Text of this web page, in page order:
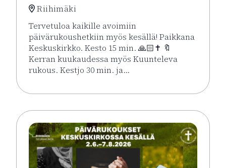
Riihimäki
Tervetuloa kaikille avoimiin
päivärukoushetkiin myös kesällä! Paikkana
Keskuskirkko. Kesto 15 min. 🙏🏻✝️ 🔖
Kerran kuukaudessa myös Kuunteleva
rukous. Kestjo 30 min. ja…
Lue lisää tapahtumasta Kesän rukoushetket